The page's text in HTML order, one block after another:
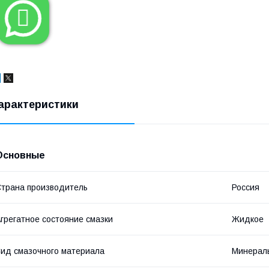
производитель Россия
состояние смазки Жидкое
смазочного материала